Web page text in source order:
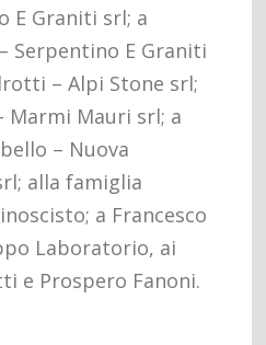
E Graniti srl; a
Serpentino E Graniti
– Alpi Stone srl;
Marmi Mauri srl; a
– Nuova
alla famiglia
a Francesco
Laboratorio, ai
e Prospero Fanoni.